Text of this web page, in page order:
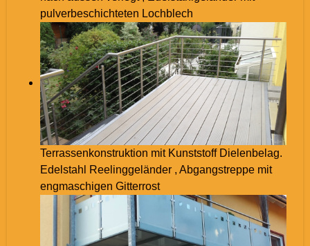
pulverbeschichteten Lochblech
Terrassenkonstruktion mit Kunststoff Dielenbelag.
Edelstahl Reelinggeländer , Abgangstreppe mit
engmaschigen Gitterrost